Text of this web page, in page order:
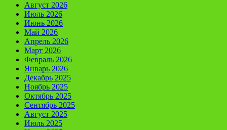
Август 2026
Июль 2026
Июнь 2026
Май 2026
Апрель 2026
Март 2026
Февраль 2026
Январь 2026
Декабрь 2025
Ноябрь 2025
Октябрь 2025
Сентябрь 2025
Август 2025
Июль 2025